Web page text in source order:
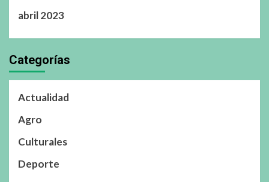
abril 2023
Categorías
Actualidad
Agro
Culturales
Deporte